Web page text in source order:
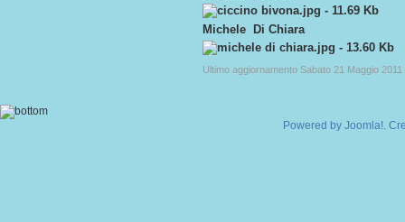
Michele Di Chiara
Ultimo aggiornamento Sabato 21 Maggio 2011
Powered by Joomla!.